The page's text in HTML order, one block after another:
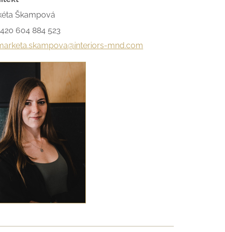
Škampová
604 884 523
mnd.com